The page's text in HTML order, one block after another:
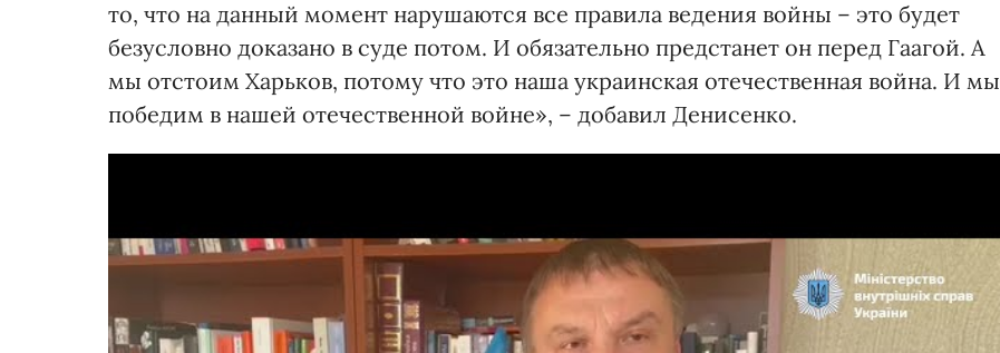
то, что на данный момент нарушаются все правила ведения войны – это будет
безусловно доказано в суде потом. И обязательно предстанет он перед Гаагой. А
мы отстоим Харьков, потому что это наша украинская отечественная война. И мы
победим в нашей отечественной войне», – добавил Денисенко.